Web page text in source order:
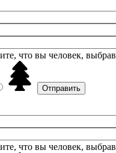
что вы человек, выбрав
что вы человек, выбрав